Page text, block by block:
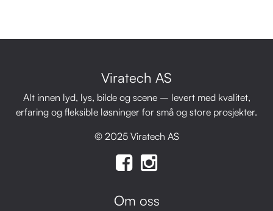
Viratech AS
Alt innen lyd, lys, bilde og scene – levert med kvalitet,
erfaring og fleksible løsninger for små og store prosjekter.
© 2025 Viratech AS
Om oss